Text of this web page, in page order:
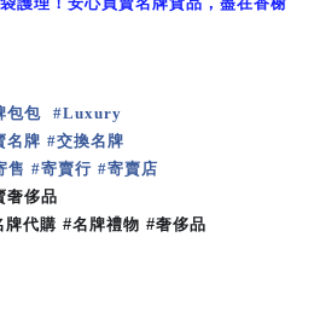
包包 #Luxury
名牌 #交換名牌
售 #寄賣行 #寄賣店
奢侈品
牌代購 #名牌禮物 #奢侈品